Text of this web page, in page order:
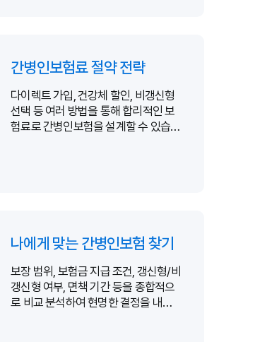
간병인보험료 절약 전략
다이렉트 가입, 건강체 할인, 비갱신형
선택 등 여러 방법을 통해 합리적인 보
험료로 간병인보험을 설계할 수 있습니
나에게 맞는 간병인보험 찾기
보장 범위, 보험금 지급 조건, 갱신형/비
갱신형 여부, 면책 기간 등을 종합적으
로 비교 분석하여 현명한 결정을 내릴